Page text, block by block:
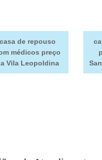
casa de repouso
médicos preço
Vila Leopoldina